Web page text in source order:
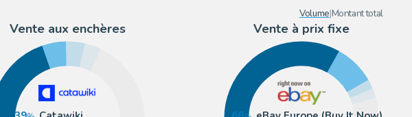
Volume|Montant total
Vente aux enchères Vente à prix fixe